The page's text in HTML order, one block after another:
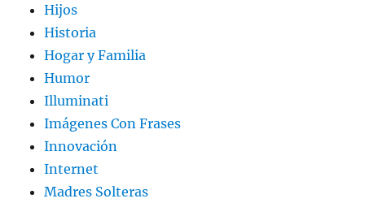
Hijos
Historia
Hogar y Familia
Humor
Illuminati
Imágenes Con Frases
Innovación
Internet
Madres Solteras